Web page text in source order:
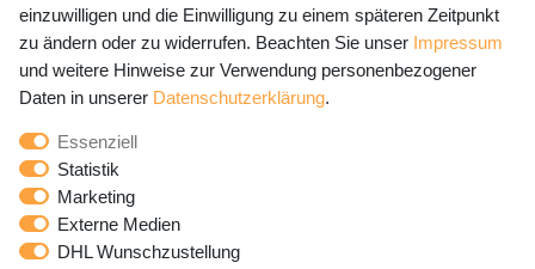
mehr verpassen!
E-MAIL **
Newsletter
Honig
Hiermit bestätige ich, dass ich die
gelesen habe. Meine Einwilligung kann ich jederzeit
widerrufen.**
einzuwilligen und die Einwilligung zu einem späteren Zeitpunkt
zu ändern oder zu widerrufen. Beachten Sie unser Impressum
und weitere Hinweise zur Verwendung personenbezogener
Daten in unserer Daten­schutz­erklärung.
Essenziell
Statistik
Marketing
Externe Medien
DHL Wunschzustellung